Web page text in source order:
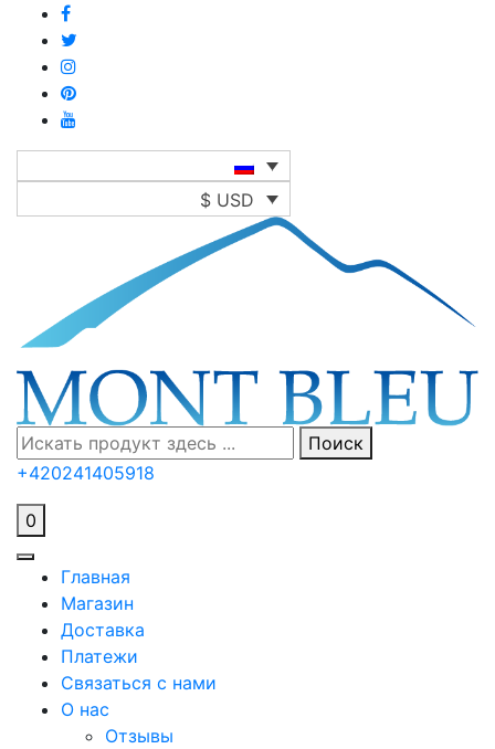
$ USD
Поиск
+420241405918
0
Главная
Магазин
Доставка
Платежи
Связаться с нами
О нас
Отзывы